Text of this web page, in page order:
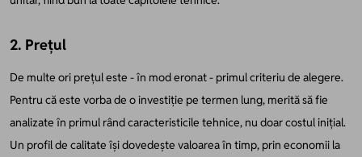
2. Prețul
De multe ori prețul este - în mod eronat - primul criteriu de alegere.
Pentru că este vorba de o investiție pe termen lung, merită să fie
analizate în primul rând caracteristicile tehnice, nu doar costul inițial.
Un profil de calitate își dovedește valoarea în timp, prin economii la